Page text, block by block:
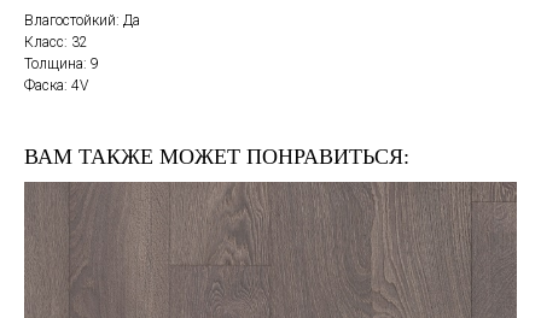
Влагостойкий: Да
Класс: 32
Толщина: 9
Фаска: 4V
ВАМ ТАКЖЕ МОЖЕТ ПОНРАВИТЬСЯ: